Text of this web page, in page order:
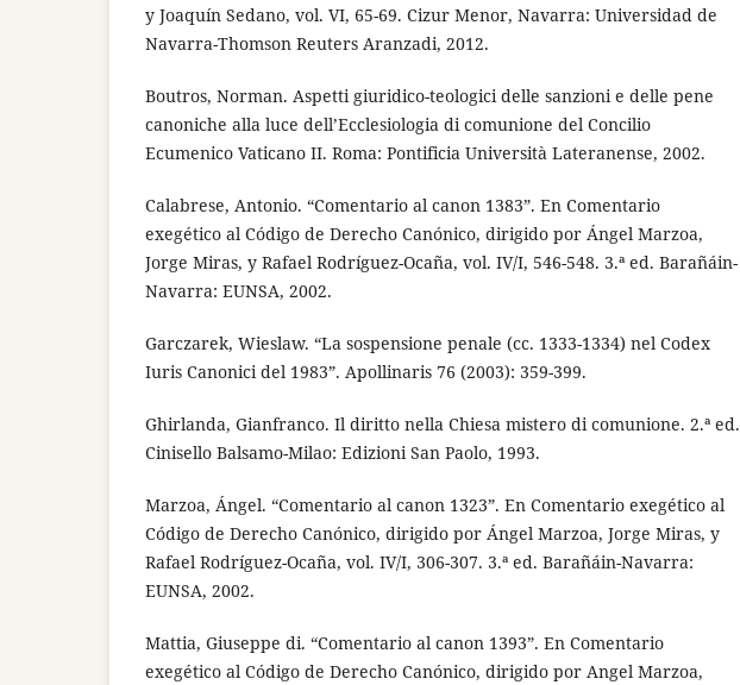
y Joaquín Sedano, vol. VI, 65-69. Cizur Menor, Navarra: Universidad de
Navarra-Thomson Reuters Aranzadi, 2012.
Boutros, Norman. Aspetti giuridico-teologici delle sanzioni e delle pene
canoniche alla luce dell’Ecclesiologia di comunione del Concilio
Ecumenico Vaticano II. Roma: Pontificia Università Lateranense, 2002.
Calabrese, Antonio. “Comentario al canon 1383”. En Comentario
exegético al Código de Derecho Canónico, dirigido por Ángel Marzoa,
Jorge Miras, y Rafael Rodríguez-Ocaña, vol. IV/I, 546-548. 3.ª ed. Barañáin-
Navarra: EUNSA, 2002.
Garczarek, Wieslaw. “La sospensione penale (cc. 1333-1334) nel Codex
Iuris Canonici del 1983”. Apollinaris 76 (2003): 359-399.
Ghirlanda, Gianfranco. Il diritto nella Chiesa mistero di comunione. 2.ª ed.
Cinisello Balsamo-Milao: Edizioni San Paolo, 1993.
Marzoa, Ángel. “Comentario al canon 1323”. En Comentario exegético al
Código de Derecho Canónico, dirigido por Ángel Marzoa, Jorge Miras, y
Rafael Rodríguez-Ocaña, vol. IV/I, 306-307. 3.ª ed. Barañáin-Navarra:
EUNSA, 2002.
Mattia, Giuseppe di. “Comentario al canon 1393”. En Comentario
exegético al Código de Derecho Canónico, dirigido por Angel Marzoa,